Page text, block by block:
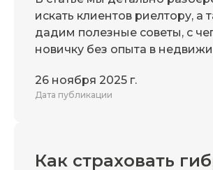
искать клиентов риелтору, а
дадим полезные советы, с
новичку без опыта в
26 ноября 2025 г.
Дата публикации
Как страховать